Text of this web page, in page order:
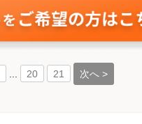
20 21 次へ >